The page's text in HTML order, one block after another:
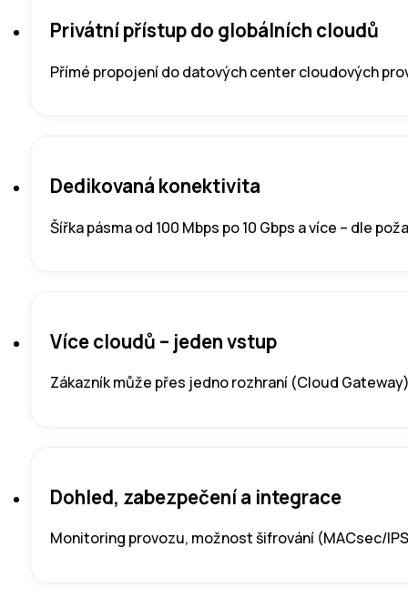
Privátní přístup do globálních cloudů
Přímé propojení do datových center cloudových
Dedikovaná konektivita
Šířka pásma od 100 Mbps po 10 Gbps a více – dle
Více cloudů – jeden vstup
Zákazník může přes jedno rozhraní (Cloud
Dohled, zabezpečení a integrace
Monitoring provozu, možnost šifrování (MACsec/